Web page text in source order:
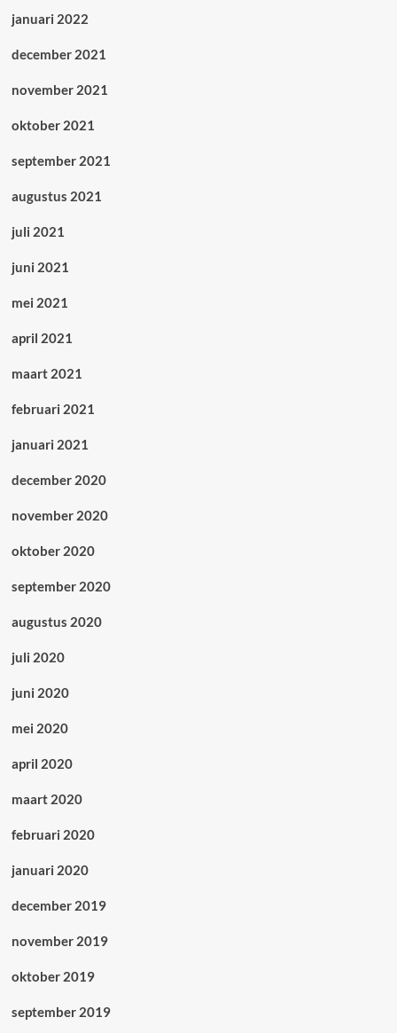
januari 2022
december 2021
november 2021
oktober 2021
september 2021
augustus 2021
juli 2021
juni 2021
mei 2021
april 2021
maart 2021
februari 2021
januari 2021
december 2020
november 2020
oktober 2020
september 2020
augustus 2020
juli 2020
juni 2020
mei 2020
april 2020
maart 2020
februari 2020
januari 2020
december 2019
november 2019
oktober 2019
september 2019